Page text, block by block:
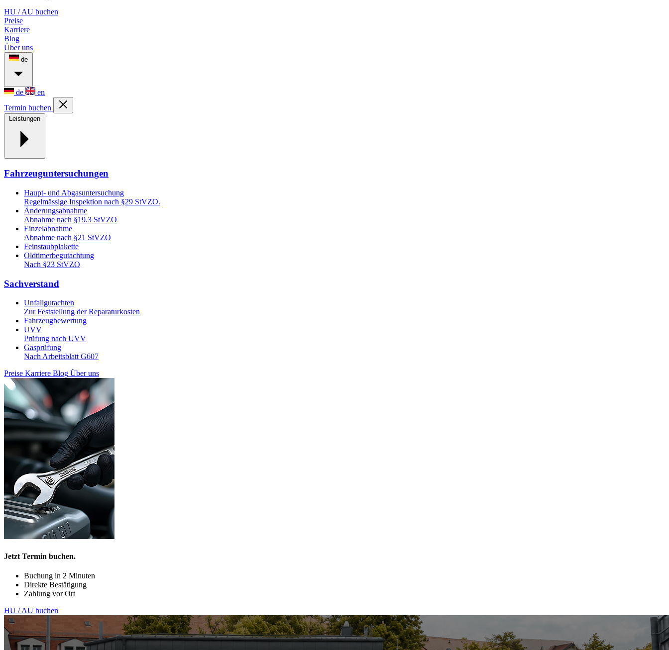
HU / AU buchen
Preise
Karriere
Blog
Über uns
de
de
en
Termin buchen
Leistungen
Fahrzeuguntersuchungen
Haupt- und Abgasuntersuchung
Regelmässige Inspektion nach §29 StVZO.
Änderungsabnahme
Abnahme nach §19.3 StVZO
Einzelabnahme
Abnahme nach §21 StVZO
Feinstaubplakette
Oldtimerbegutachtung
Nach §23 StVZO
Sachverstand
Unfallgutachten
Zur Feststellung der Reparaturkosten
Fahrzeugbewertung
UVV
Prüfung nach UVV
Gasprüfung
Nach Arbeitsblatt G607
Preise Karriere Blog Über uns
Jetzt Termin buchen.
Buchung in 2 Minuten
Direkte Bestätigung
Zahlung vor Ort
HU / AU buchen